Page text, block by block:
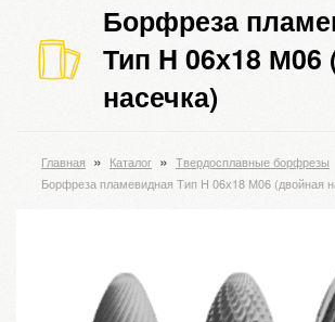
Борфреза
Тип H 06х18 М06
насечка)
Главная » Каталог » Твердосплавные борфрезы
Борфреза пламевидная Тип H 06х18 М06 (двойная